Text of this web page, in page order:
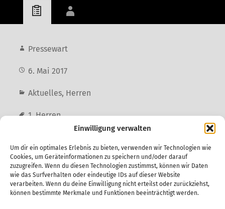
Einwilligung verwalten
Um dir ein optimales Erlebnis zu bieten, verwenden wir Technologien wie
Cookies, um Geräteinformationen zu speichern und/oder darauf
zuzugreifen. Wenn du diesen Technologien zustimmst, können wir Daten
wie das Surfverhalten oder eindeutige IDs auf dieser Website
verarbeiten. Wenn du deine Einwilligung nicht erteilst oder zurückziehst,
können bestimmte Merkmale und Funktionen beeinträchtigt werden.
Pressewart
6. Mai 2017
Aktuelles, Herren
1. Herren
Vorheriger Beitrag
Via Kantersieg ins Finale – Heimsieg gegen
die HSG Warnemünde